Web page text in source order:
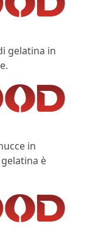
gelatina in
in
è